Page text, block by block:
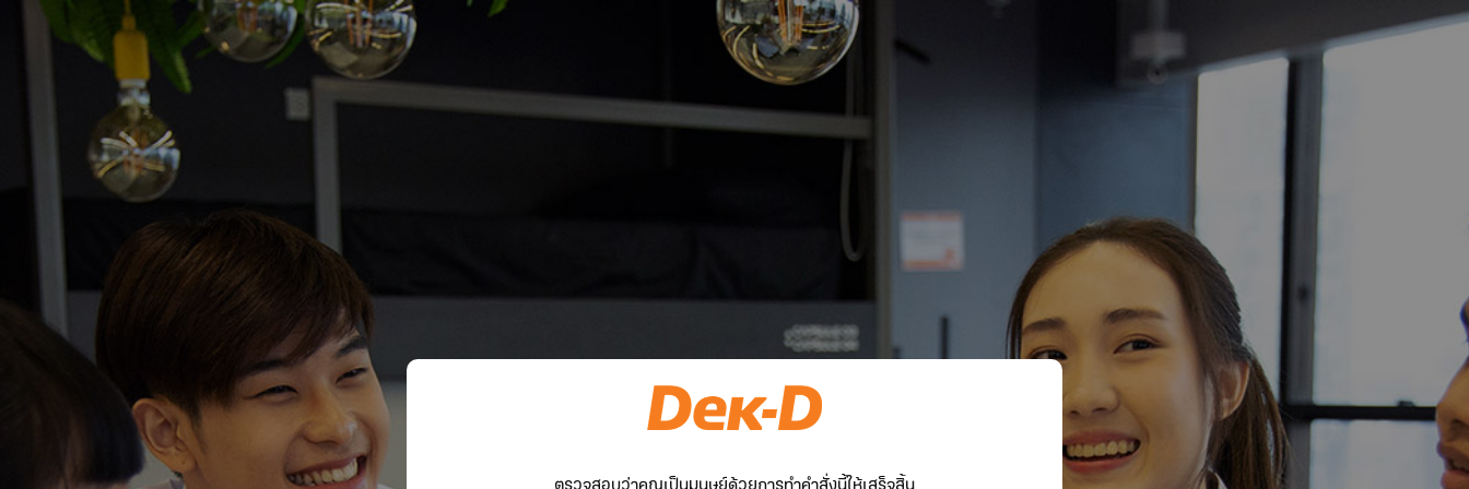
ตรวจสอบว่าคุณเป็นมนุษย์ด้วยการทำคำสั่งนี้ให้เสร็จสิ้น